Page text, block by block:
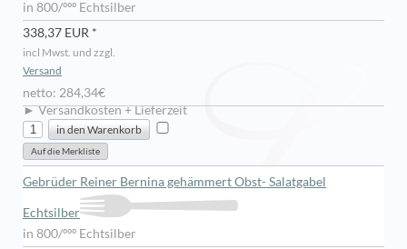
in 800/ººº Echtsilber
338,37 EUR *
incl Mwst. und zzgl.
Versand
netto: 284,34€
► Versandkosten + Lieferzeit
Gebrüder Reiner Bernina gehämmert Obst- Salatgabel
Echtsilber
in 800/ººº Echtsilber